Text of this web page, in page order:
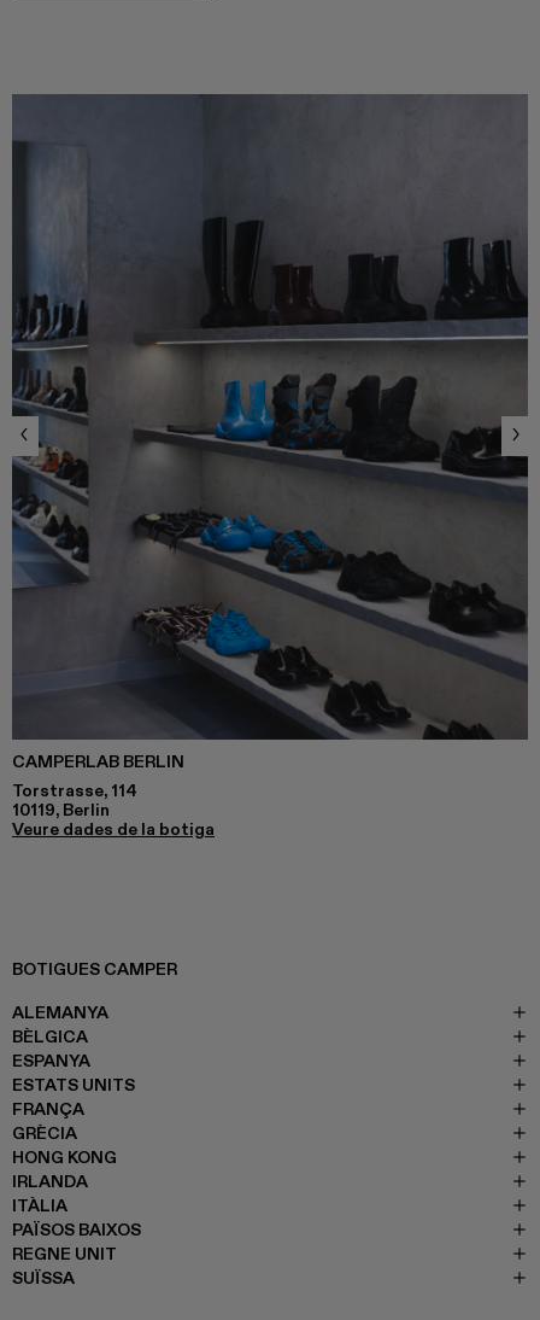
CAMPERLAB BERLIN
Torstrasse, 114
10119, Berlin
Veure dades de la botiga
BOTIGUES CAMPER
ALEMANYA
BÈLGICA
ESPANYA
ESTATS UNITS
FRANÇA
GRÈCIA
HONG KONG
IRLANDA
ITÀLIA
PAÏSOS BAIXOS
REGNE UNIT
SUÏSSA